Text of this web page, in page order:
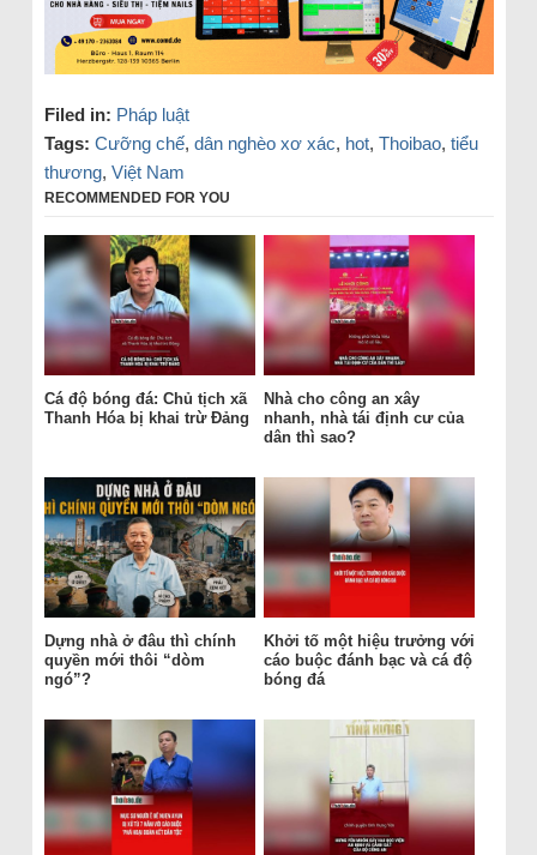
Filed in: Pháp luật
Tags: Cưỡng chế, dân nghèo xơ xác, hot, Thoibao, tiểu
thương, Việt Nam
RECOMMENDED FOR YOU
Cá độ bóng đá: Chủ tịch xã
Thanh Hóa bị khai trừ Đảng
Nhà cho công an xây
nhanh, nhà tái định cư của
dân thì sao?
Dựng nhà ở đâu thì chính
quyền mới thôi “dòm
ngó”?
Khởi tố một hiệu trưởng với
cáo buộc đánh bạc và cá độ
bóng đá